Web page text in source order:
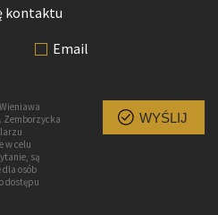
kontaktu
Email
Zemborzycka
w celu
są
osób
dostępu
WYŚLIJ